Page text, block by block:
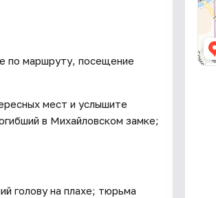
по маршруту, посещение
мест и услышите
в Михайловском замке;
голову на плахе; тюрьма